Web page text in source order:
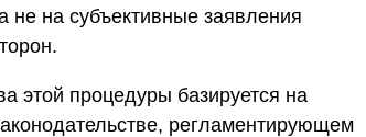
не на субъективные заявления
этой процедуры базируется на
регламентирующем